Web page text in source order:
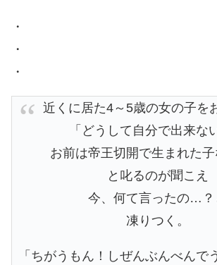
・
・
・
近くに居た4～5歳の女の子を
「どうして自分で出来な
お前は帝王切開で生まれた子
と叱るのが聞こえ
今、何て言ったの…？
凍りつく。
「ちがうもん！しぜんぶんべんで